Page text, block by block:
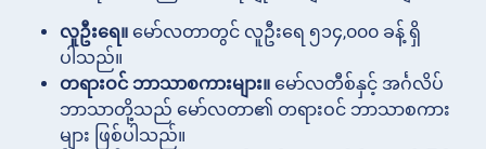
လူဦးရေ။ မော်လတာတွင် လူဦးရေ ၅၁၄,၀၀၀ ခန့် ရှိ
ပါသည်။
တရားဝင် ဘာသာစကားများ။ မော်လတီစ်နှင့် အင်္ဂလိပ်
ဘာသာတို့သည် မော်လတာ၏ တရားဝင် ဘာသာစကား
များ ဖြစ်ပါသည်။